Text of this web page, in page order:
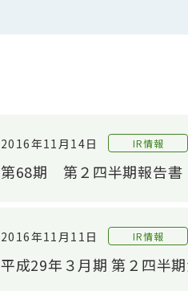
2016年11月14日 IR情報
第68期 第２四半期報告書
2016年11月11日 IR情報
平成29年３月期 第２四半期